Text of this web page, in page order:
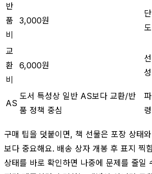
반
품
비
3,000원
교
환
비
6,000원
AS
도서 특성상 일반 AS보다 교환/반
품 정책 중심
구매 팁을 덧붙이면, 책 선물은 포장 상태
보다 중요해요. 배송 상자 개봉 후 표지 찍
상태를 바로 확인하면 나중에 문제를 줄일